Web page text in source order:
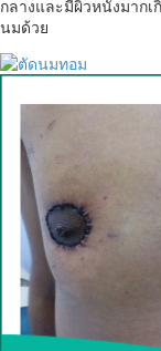
กลางและมีผิวหนังมาก
นมด้วย